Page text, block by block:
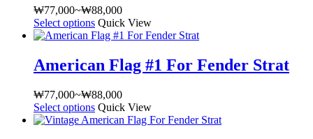
션
이
이
품
있
습
₩77,000~₩88,000가
격
범
₩77,000~₩88,000
Select options 여
러
품
션
이
이
Quick View
American Flag #1 For Fender Strat
₩77,000~₩88,000가
격
범
Select options 여
러
Quick View